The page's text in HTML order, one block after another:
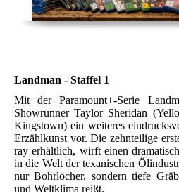
Landman - Staffel 1
Mit der Paramount+-Serie
Showrunner Taylor Sheridan
Kingstown) ein weiteres
Erzählkunst vor. Die zehnteilige
ray erhältlich, wirft einen
in die Welt der texanischen
nur Bohrlöcher, sondern tiefe
und Weltklima reißt.